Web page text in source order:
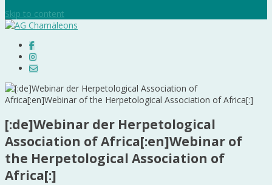
Skip to content
[:de]Webinar der Herpetological
Association of Africa[:en]Webinar of
the Herpetological Association of
Africa[:]